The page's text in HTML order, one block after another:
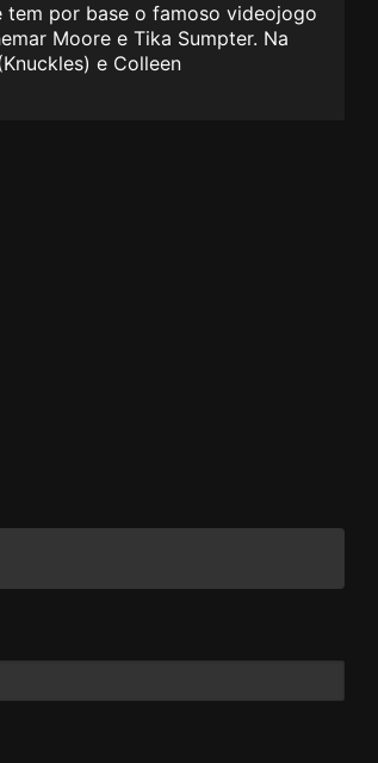
tem por base o famoso videojogo
Moore e Tika Sumpter. Na
e Colleen